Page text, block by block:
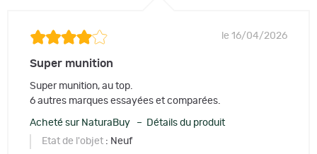
le 16/04/2026
Super munition
Super munition, au top.
6 autres marques essayées et comparées.
Acheté sur NaturaBuy – Détails du produit
Etat de l'objet : Neuf